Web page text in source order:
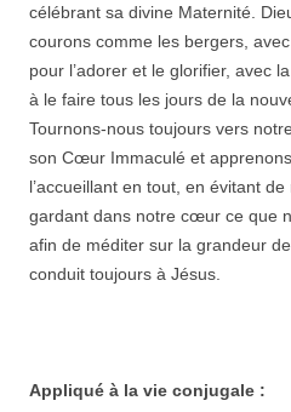
célébrant sa divine Maternité.
courons comme les bergers,
pour l’adorer et le glorifier, avec
à le faire tous les jours de la
Tournons-nous toujours vers
son Cœur Immaculé et
l’accueillant en tout, en évitant
gardant dans notre cœur ce que
afin de méditer sur la grandeur
conduit toujours à Jésus.
Appliqué à la vie conjugale :